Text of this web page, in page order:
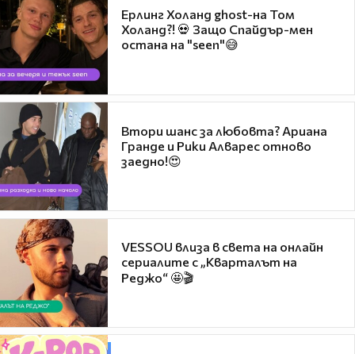
Ерлинг Холанд ghost-на Том
Холанд?! 💀 Защо Спайдър-мен
остана на "seen"😅
Втори шанс за любовта? Ариана
Гранде и Рики Алварес отново
заедно!😍
VESSOU влиза в света на онлайн
сериалите с „Кварталът на
Реджо“ 🤩🎬